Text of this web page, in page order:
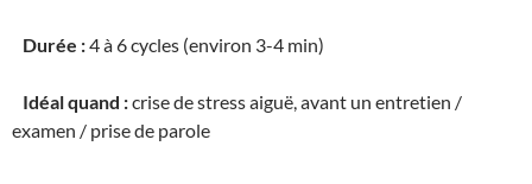
Durée :4 à 6 cycles (environ 3-4 min)
Idéal quand :crise de stress aiguë, avant un entretien /
examen / prise de parole